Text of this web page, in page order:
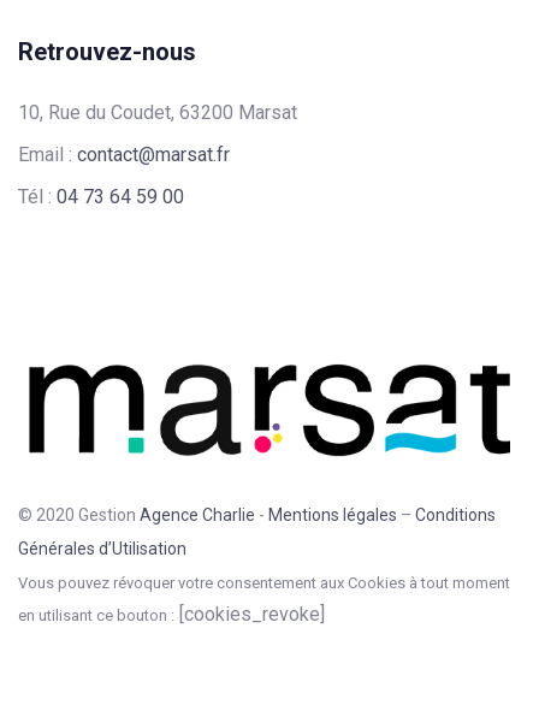
Retrouvez-nous
10, Rue du Coudet, 63200 Marsat
Email : contact@marsat.fr
Tél : 04 73 64 59 00
© 2020 Gestion Agence Charlie - Mentions légales – Conditions
Générales d’Utilisation
Vous pouvez révoquer votre consentement aux Cookies à tout moment
en utilisant ce bouton : [cookies_revoke]